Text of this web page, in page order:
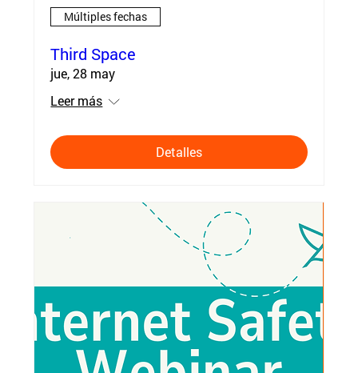
Múltiples fechas
Third Space
jue, 28 may
Leer más
Detalles